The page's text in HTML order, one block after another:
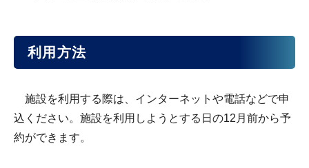
利用方法
施設を利用する際は、インターネットや電話などで申
込ください。施設を利用しようとする日の12月前から予
約ができます。